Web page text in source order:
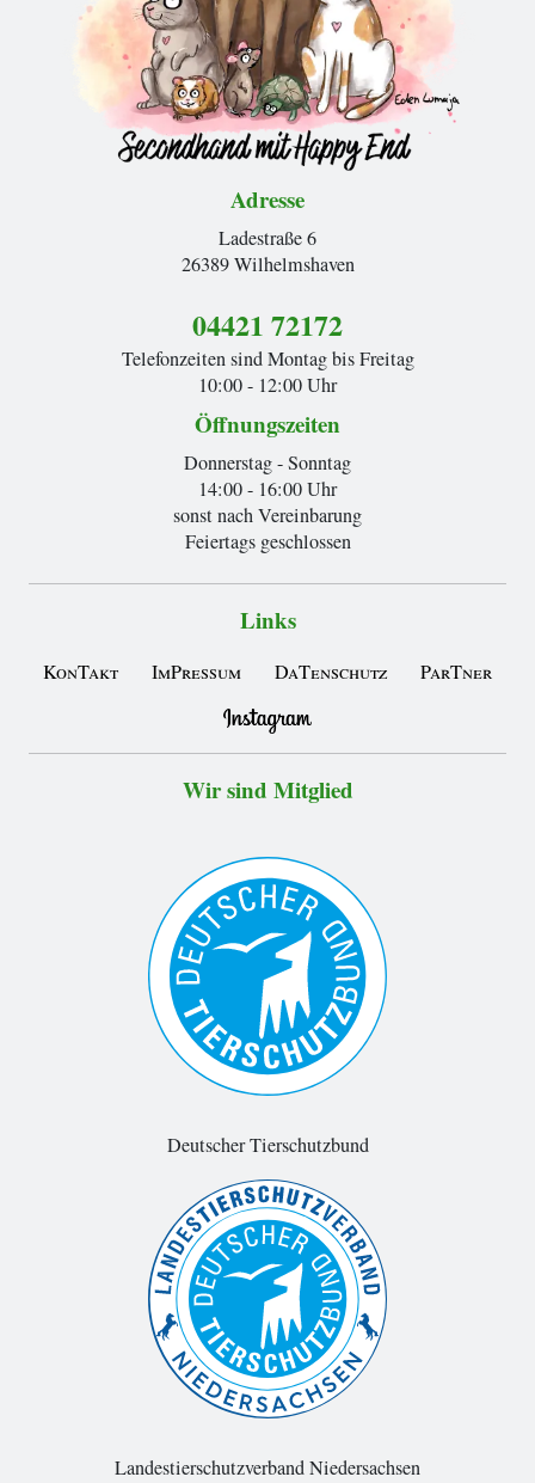
Adresse
Ladestraße 6
26389 Wilhelmshaven
04421 72172
Telefonzeiten sind Montag bis Freitag
10:00 - 12:00 Uhr
Öffnungszeiten
Donnerstag - Sonntag
14:00 - 16:00 Uhr
sonst nach Vereinbarung
Feiertags geschlossen
Links
KonTakt ImPressum DaTenschutz ParTner
Wir sind Mitglied
Deutscher Tierschutzbund
Landestierschutzverband Niedersachsen